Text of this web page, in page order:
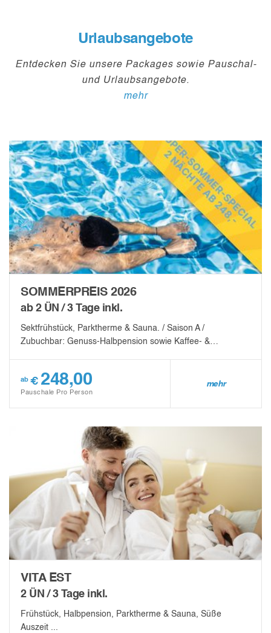
Urlaubsangebote
Entdecken Sie unsere Packages sowie Pauschal-
und Urlaubsangebote.
mehr
SOMMERPREIS 2026
ab 2 ÜN / 3 Tage inkl.
Sektfrühstück, Parktherme & Sauna. / Saison A /
Zubuchbar: Genuss-Halbpension sowie Kaffee- &…
ab € 248,00
Pauschale Pro Person
mehr
VITA EST
2 ÜN / 3 Tage inkl.
Frühstück, Halbpension, Parktherme & Sauna, Süße
Auszeit ...